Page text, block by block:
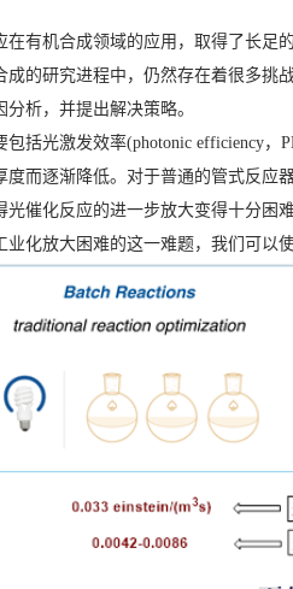
在有机合成领域的应用，取得了长足
成的研究进程中，仍然存在着很多
析，并提出解决策略。
括光激发效率(photonic efficiency，
而逐渐降低。对于普通的管式反应
催化反应的进一步放大变得十分困难
化放大困难的这一难题，我们可以